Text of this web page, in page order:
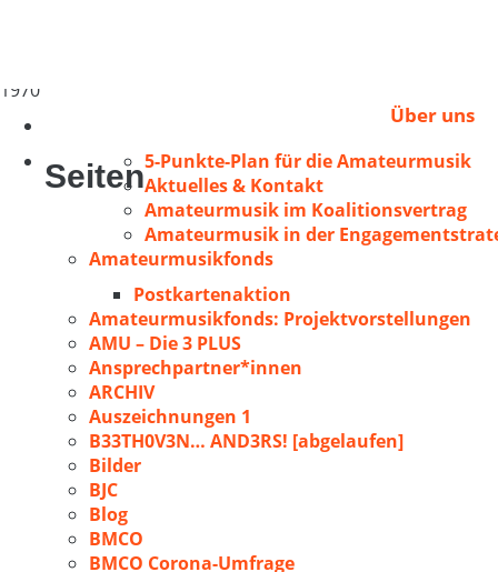
Über uns
1970
Seiten5-Punkte-Plan für die Amateurmusik
Aktuelles & Kontakt
Amateurmusik im Koalitionsvertrag
Amateurmusik in der
Amateurmusikfonds
Postkartenaktion
Amateurmusikfonds: Projektvorstellungen
AMU – Die 3 PLUS
Ansprechpartner*innen
ARCHIV
Auszeichnungen 1
B33TH0V3N… AND3RS! [abgelaufen]
Bilder
BJC
Blog
BMCO
BMCO Corona-Umfrage